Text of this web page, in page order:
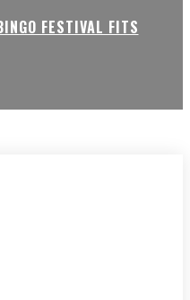
FESTIVAL FITS